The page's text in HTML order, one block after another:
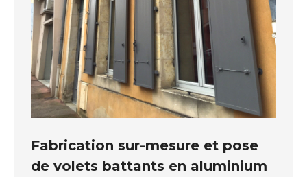
Fabrication sur-mesure et pose
de volets battants en aluminium